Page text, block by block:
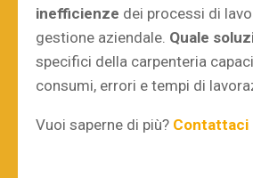
inefficienze dei processi di
gestione aziendale. Quale
specifici della carpenteria
consumi, errori e tempi di
Vuoi saperne di più? Contattaci